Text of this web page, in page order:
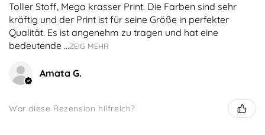
Toller Stoff, Mega krasser Print. Die Farben sind sehr
kräftig und der Print ist für seine Größe in perfekter
Qualität. Es ist angenehm zu tragen und hat eine
bedeutende ...ZEIG MEHR
Amata G.
War diese Rezension hilfreich?